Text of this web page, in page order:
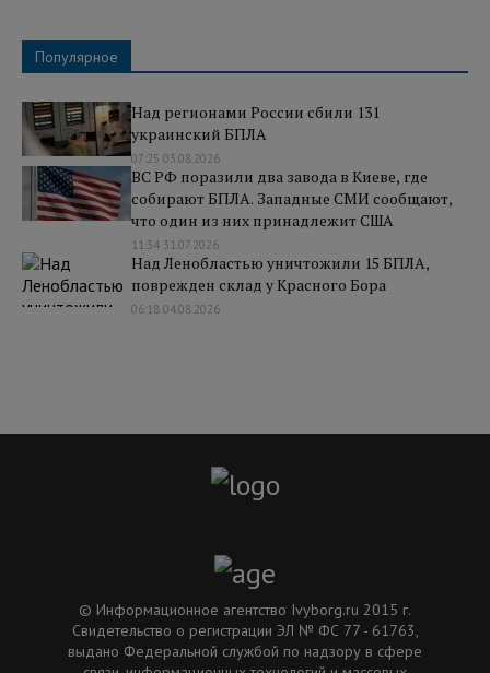
Популярное
Над регионами России сбили 131
украинский БПЛА
07:25 03.08.2026
ВС РФ поразили два завода в Киеве, где
собирают БПЛА. Западные СМИ сообщают,
что один из них принадлежит США
11:34 31.07.2026
Над Ленобластью уничтожили 15 БПЛА,
поврежден склад у Красного Бора
06:18 04.08.2026
© Информационное агентство Ivyborg.ru 2015 г.
Свидетельство о регистрации ЭЛ № ФС 77 - 61763,
выдано Федеральной службой по надзору в сфере